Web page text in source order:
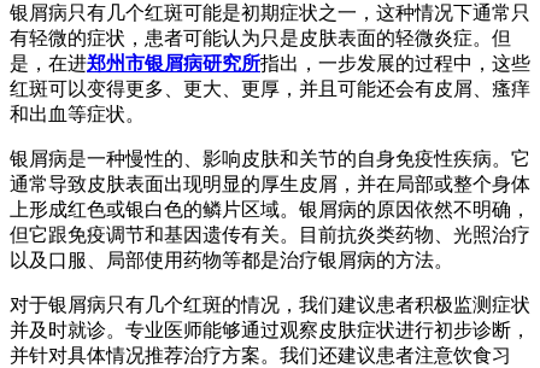
银屑病只有几个红斑可能是初期症状之一，这种情况下通常只
有轻微的症状，患者可能认为只是皮肤表面的轻微炎症。但
是，在进郑州市银屑病研究所指出，一步发展的过程中，这些
红斑可以变得更多、更大、更厚，并且可能还会有皮屑、瘙痒
和出血等症状。
银屑病是一种慢性的、影响皮肤和关节的自身免疫性疾病。它
通常导致皮肤表面出现明显的厚生皮屑，并在局部或整个身体
上形成红色或银白色的鳞片区域。银屑病的原因依然不明确，
但它跟免疫调节和基因遗传有关。目前抗炎类药物、光照治疗
以及口服、局部使用药物等都是治疗银屑病的方法。
对于银屑病只有几个红斑的情况，我们建议患者积极监测症状
并及时就诊。专业医师能够通过观察皮肤症状进行初步诊断，
并针对具体情况推荐治疗方案。我们还建议患者注意饮食习